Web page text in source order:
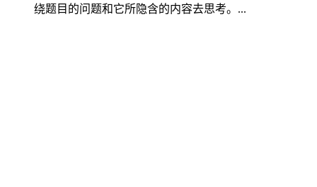
绕题目的问题和它所隐含的内容去思考。...